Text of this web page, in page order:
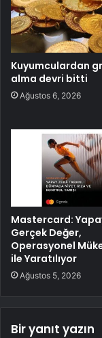
Kuyumculardan
alma devri bitti
Ağustos 6, 2026
Mastercard:
Gerçek Değer,
Operasyonel
ile Yaratılıyor
Ağustos 5, 2026
Bir yanıt yazın